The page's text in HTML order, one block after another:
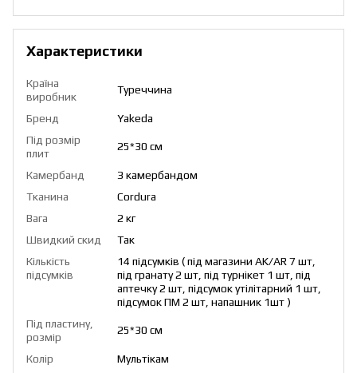
Характеристики
Країна
виробник
Туреччина
Бренд
Yakeda
Під розмір
плит
25*30 см
Камербанд
З камербандом
Тканина
Cordura
Вага
2 кг
Швидкий скид
Так
Кількість
підсумків
14 підсумків ( під магазини AK/AR 7 шт,
під гранату 2 шт, під турнікет 1 шт, під
аптечку 2 шт, підсумок утілітарний 1 шт,
підсумок ПМ 2 шт, напашник 1шт )
Під пластину,
розмір
25*30 см
Колір
Мультікам